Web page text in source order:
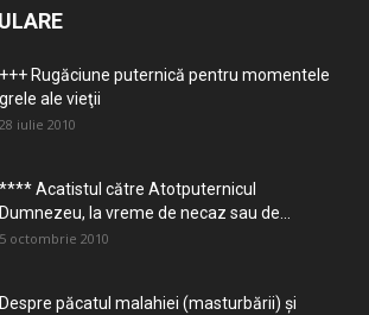
+++ Rugăciune puternică pentru momentele
grele ale vieţii
28 iulie 2010
**** Acatistul către Atotputernicul
Dumnezeu, la vreme de necaz sau de...
5 octombrie 2010
Despre păcatul malahiei (masturbării) şi